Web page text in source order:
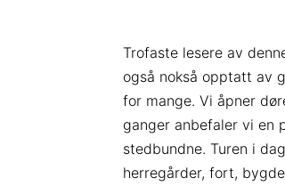
Trofaste lesere av
også nokså opptatt av
for mange. Vi åpner
ganger anbefaler vi en
stedbundne. Turen i
herregårder, fort,